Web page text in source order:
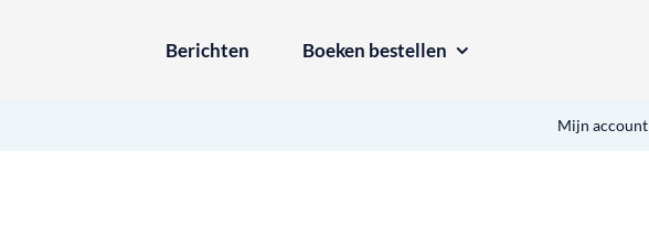
Berichten Boeken bestellen
Mijn account